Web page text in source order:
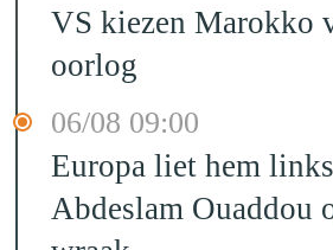
VS kiezen Marokko
oorlog
06/08 09:00
Europa liet hem
Abdeslam Ouaddou